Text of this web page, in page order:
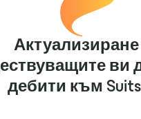
Актуализиране
ви
дебити към